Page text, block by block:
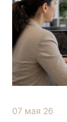
07 мая 26